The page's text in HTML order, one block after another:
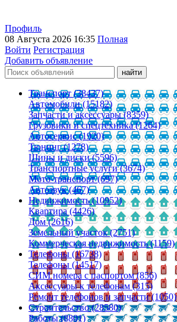
Профиль
08 Августа 2026 16:35 Полная
Войти Регистрация
Добавить объявление
Транспорт (38437)
Автомобили (15182)
Запчасти и аксессуары (8359)
Грузовики и спецтехника (1264)
Автосервис (1920)
Тюнинг (1278)
Шины и диски (5596)
Транспортные услуги (3674)
Мото-транспорт (697)
Автозвук (467)
Недвижимость (10952)
Квартира (4426)
Дом (2616)
Земельный участок (2751)
Коммерческая недвижимость (1159)
Телефоны (16738)
Телефоны (14517)
СИМ номера с паспортом (856)
Аксессуары к телефонам (315)
Ремонт телефонов и запчасти (1050)
Строительство (28580)
Работы (8801)